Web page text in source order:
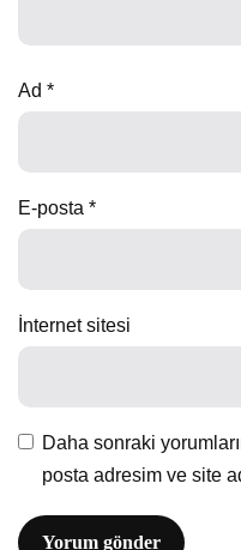
Ad *
E-posta *
İnternet sitesi
Daha sonraki
posta adresim ve site